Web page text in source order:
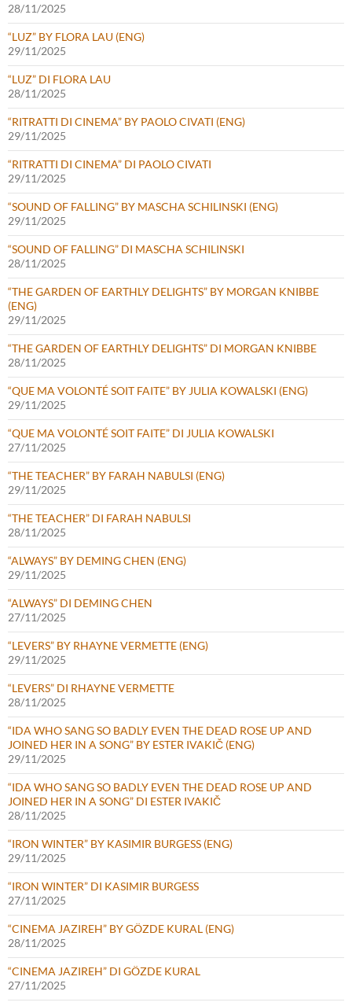
28/11/2025
“LUZ” BY FLORA LAU (ENG)
29/11/2025
“LUZ” DI FLORA LAU
28/11/2025
“RITRATTI DI CINEMA” BY PAOLO CIVATI (ENG)
29/11/2025
“RITRATTI DI CINEMA” DI PAOLO CIVATI
29/11/2025
“SOUND OF FALLING” BY MASCHA SCHILINSKI (ENG)
29/11/2025
“SOUND OF FALLING” DI MASCHA SCHILINSKI
28/11/2025
“THE GARDEN OF EARTHLY DELIGHTS” BY MORGAN KNIBBE
(ENG)
29/11/2025
“THE GARDEN OF EARTHLY DELIGHTS” DI MORGAN KNIBBE
28/11/2025
“QUE MA VOLONTÉ SOIT FAITE” BY JULIA KOWALSKI (ENG)
29/11/2025
“QUE MA VOLONTÉ SOIT FAITE” DI JULIA KOWALSKI
27/11/2025
“THE TEACHER” BY FARAH NABULSI (ENG)
29/11/2025
“THE TEACHER” DI FARAH NABULSI
28/11/2025
“ALWAYS” BY DEMING CHEN (ENG)
29/11/2025
“ALWAYS” DI DEMING CHEN
27/11/2025
“LEVERS” BY RHAYNE VERMETTE (ENG)
29/11/2025
“LEVERS” DI RHAYNE VERMETTE
28/11/2025
“IDA WHO SANG SO BADLY EVEN THE DEAD ROSE UP AND
JOINED HER IN A SONG” BY ESTER IVAKIČ (ENG)
29/11/2025
“IDA WHO SANG SO BADLY EVEN THE DEAD ROSE UP AND
JOINED HER IN A SONG” DI ESTER IVAKIČ
28/11/2025
“IRON WINTER” BY KASIMIR BURGESS (ENG)
29/11/2025
“IRON WINTER” DI KASIMIR BURGESS
27/11/2025
“CINEMA JAZIREH” BY GÖZDE KURAL (ENG)
28/11/2025
“CINEMA JAZIREH” DI GÖZDE KURAL
27/11/2025